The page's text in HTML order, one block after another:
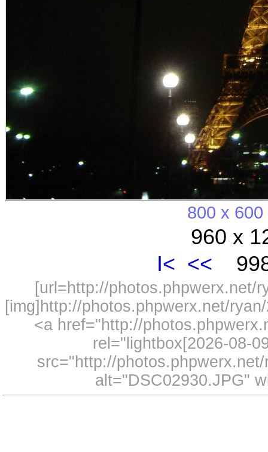
800 x 600
960 x
I< <<
[url=http://photos.phpwerx.net/
[img]http://photos.phpwerx.net/
<a href="http://
rel="lightbox[2026-08-
src="http://
alt="DSC02930.JPG"